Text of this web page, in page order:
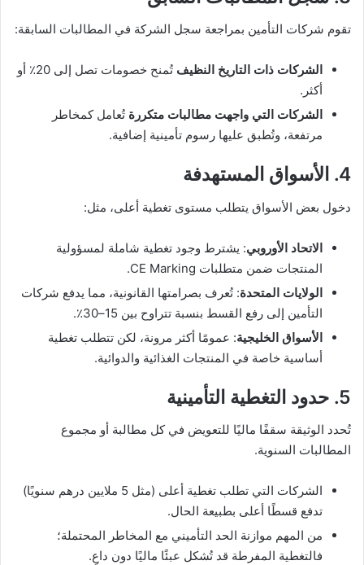
تقوم شركات التأمين بمراجعة سجل الشركة في المطالبات السابقة:
الشركات ذات التاريخ النظيف
تُمنح خصومات تصل إلى 20٪ أو
أكثر.
الشركات التي واجهت مطالبات متكررة تُعامل كمخاطر
مرتفعة، وتُطبق عليها رسوم تأمينية إضافية.
4. الأسواق المستهدفة
دخول بعض الأسواق يتطلب مستوى تغطية أعلى، مثل:
الاتحاد الأوروبي: يشترط وجود تغطية شاملة لمسؤولية
المنتجات ضمن متطلبات CE Marking.
الولايات المتحدة: تُعرف بصرامتها القانونية، مما يدفع شركات
التأمين إلى رفع القسط بنسبة تتراوح بين 15–30٪.
الأسواق الخليجية: عمومًا أكثر مرونة، لكن تتطلب تغطية
أساسية خاصة في المنتجات الغذائية والدوائية.
5. حدود التغطية التأمينية
تُحدد الوثيقة سقفًا ماليًا للتعويض في كل مطالبة أو مجموع
المطالبات السنوية.
الشركات التي تطلب تغطية أعلى (مثل 5 ملايين درهم سنويًا)
تدفع قسطًا أعلى بطبيعة الحال.
من المهم موازنة الحد التأميني مع المخاطر المحتملة؛
فالتغطية المفرطة قد تُشكل عبئًا ماليًا دون داعٍ.